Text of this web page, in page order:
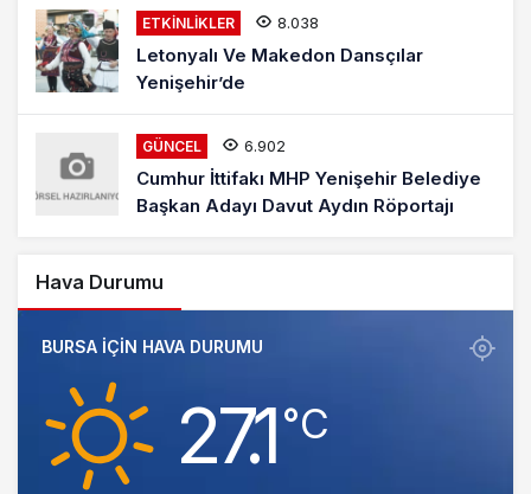
ETKINLIKLER 8.038
Letonyalı Ve Makedon Dansçılar
Yenişehir’de
GÜNCEL 6.902
Cumhur İttifakı MHP Yenişehir Belediye
Başkan Adayı Davut Aydın Röportajı
Hava Durumu
BURSA IÇIN HAVA DURUMU
27.1‎°C